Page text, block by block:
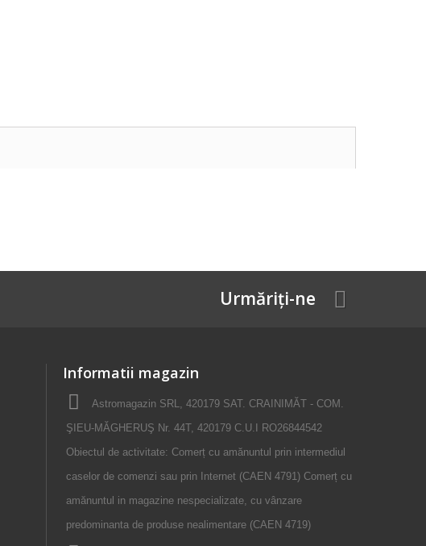
Urmăriți-ne
Informatii magazin
Astromagazin SRL, 420179 SAT. CRAINIMĂT - COM.
ŞIEU-MĂGHERUŞ Nr. 44T, 420179 C.U.I RO26844542
Obiectul de activitate: Comerț cu amănuntul prin intermediul
caselor de comenzi sau prin Internet (CAEN 4791) Comerț cu
amănuntul in magazine nespecializate, cu vânzare
predominanta de produse nealimentare (CAEN 4719)